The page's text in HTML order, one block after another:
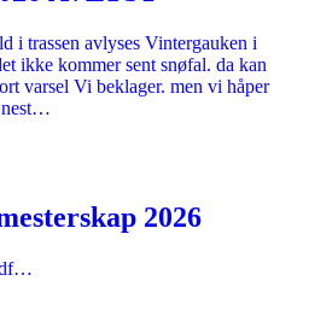
i trassen avlyses Vintergauken i
ikke kommer sent snøfal. da kan
varsel Vi beklager. men vi håper
nest…
2026